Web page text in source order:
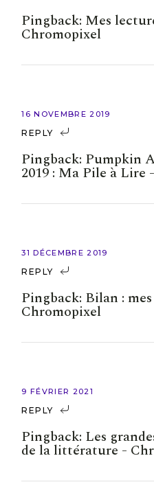
Pingback: Mes
Chromopixel
16 NOVEMBRE 2019
REPLY
Pingback: Pumpkin
2019 : Ma Pile à
31 DÉCEMBRE 2019
REPLY
Pingback: Bilan :
Chromopixel
9 FÉVRIER 2021
REPLY
Pingback: Les
de la littérature -